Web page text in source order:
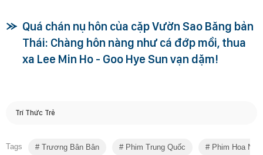
Quá chán nụ hôn của cặp Vườn Sao Băng bản
Thái: Chàng hôn nàng như cá đớp mồi, thua
xa Lee Min Ho - Goo Hye Sun vạn dặm!
Trí Thức Trẻ
Tags Trương Bân Bân Phim Trung Quốc Phim Hoa Ngữ